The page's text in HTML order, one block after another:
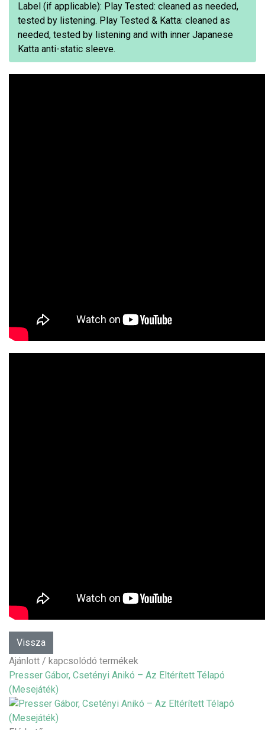
Label (if applicable): Play Tested: cleaned as needed,
tested by listening. Play Tested & Katta: cleaned as
needed, tested by listening and with inner Japanese
Katta anti-static sleeve.
Ajánlott / kapcsolódó termékek
Presser Gábor, Csetényi Anikó – Az Eltérített Télapó
(Mesejáték)